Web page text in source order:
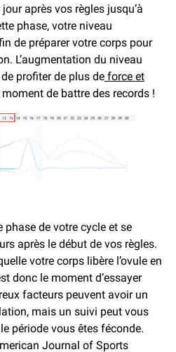
après vos règles jusqu’à
phase, votre niveau
de préparer votre corps pour
L’augmentation du niveau
profiter de plus de force et
moment de battre des records !
phase de votre cycle et se
après le début de vos règles.
votre corps libère l’ovule en
donc le moment d’essayer
facteurs peuvent avoir un
mais un suivi peut vous
période vous êtes féconde.
Journal of Sports